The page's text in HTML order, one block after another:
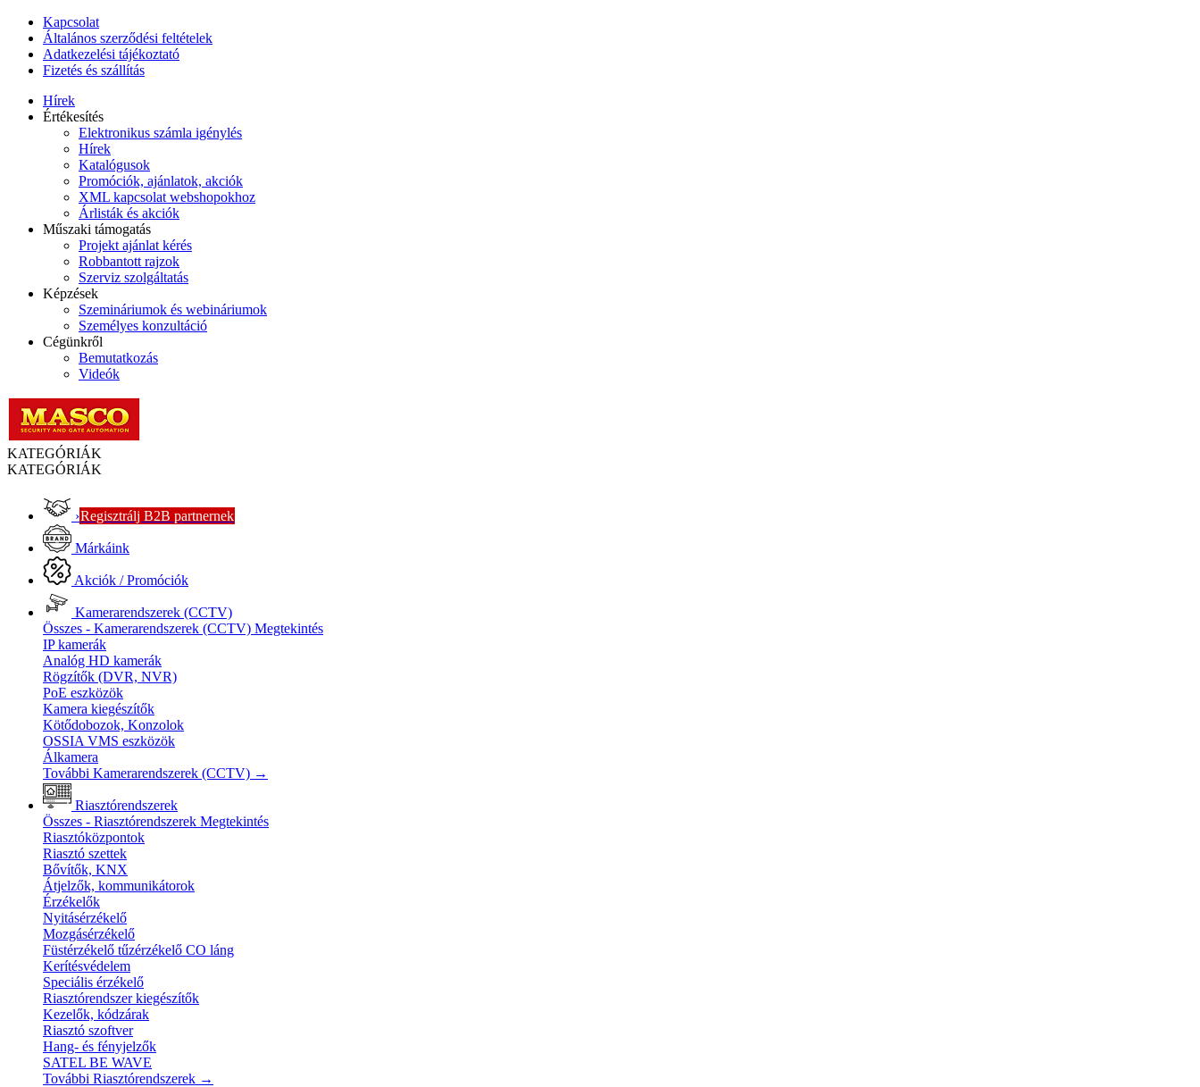
Kapcsolat
Általános szerződési feltételek
Adatkezelési tájékoztató
Fizetés és szállítás
Hírek
Értékesítés
Elektronikus számla igénylés
Hírek
Katalógusok
Promóciók, ajánlatok, akciók
XML kapcsolat webshopokhoz
Árlisták és akciók
Műszaki támogatás
Projekt ajánlat kérés
Robbantott rajzok
Szerviz szolgáltatás
Képzések
Szemináriumok és webináriumok
Személyes konzultáció
Cégünkről
Bemutatkozás
Videók
KATEGÓRIÁK
KATEGÓRIÁK
›Regisztrálj B2B partnernek
Márkáink
Akciók / Promóciók
Kamerarendszerek (CCTV)
Összes - Kamerarendszerek (CCTV) Megtekintés
IP kamerák
Analóg HD kamerák
Rögzítők (DVR, NVR)
PoE eszközök
Kamera kiegészítők
Kötődobozok, Konzolok
OSSIA VMS eszközök
Álkamera
További Kamerarendszerek (CCTV) →
Riasztórendszerek
Összes - Riasztórendszerek Megtekintés
Riasztóközpontok
Riasztó szettek
Bővítők, KNX
Átjelzők, kommunikátorok
Érzékelők
Nyitásérzékelő
Mozgásérzékelő
Füstérzékelő tűzérzékelő CO láng
Kerítésvédelem
Speciális érzékelő
Riasztórendszer kiegészítők
Kezelők, kódzárak
Riasztó szoftver
Hang- és fényjelzők
SATEL BE WAVE
További Riasztórendszerek →